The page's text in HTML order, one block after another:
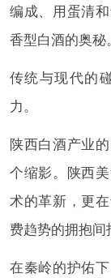
编成、用蛋清
香型白酒的奥秘。
传统与现代的
力。
陕西白酒产业
个缩影。陕西
术的革新，更
费趋势的拥抱间
在秦岭的护佑